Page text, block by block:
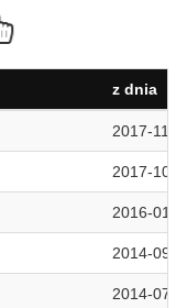
z dnia
2017-
2017-
2016-
2014-
2014-